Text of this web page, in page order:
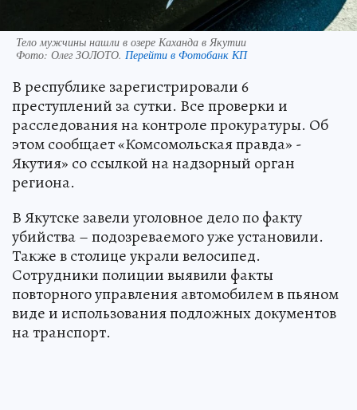
Тело мужчины нашли в озере Каханда в Якутии
Фото: Олег ЗОЛОТО. Перейти в Фотобанк КП
В республике зарегистрировали 6
преступлений за сутки. Все проверки и
расследования на контроле прокуратуры. Об
этом сообщает «Комсомольская правда» -
Якутия» со ссылкой на надзорный орган
региона.
В Якутске завели уголовное дело по факту
убийства – подозреваемого уже установили.
Также в столице украли велосипед.
Сотрудники полиции выявили факты
повторного управления автомобилем в пьяном
виде и использования подложных документов
на транспорт.